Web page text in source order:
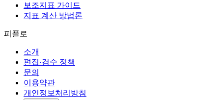
보조지표 가이드
지표 계산 방법론
피플로
소개
편집·검수 정책
문의
이용약관
개인정보처리방침